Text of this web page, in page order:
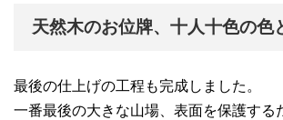
天然木のお位牌、十人十色の色
最後の仕上げの工程も完成しました。
一番最後の大きな山場、表面を保護する